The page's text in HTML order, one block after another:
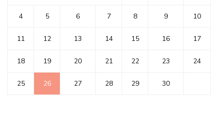
4 5 6 7 8 9 10
11 12 13 14 15 16 17
18 19 20 21 22 23 24
25 26 27 28 29 30